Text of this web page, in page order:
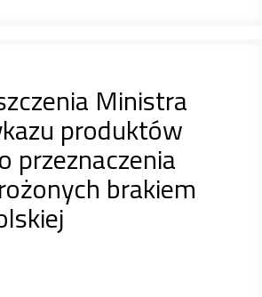
Ministra
produktów
przeznaczenia
brakiem